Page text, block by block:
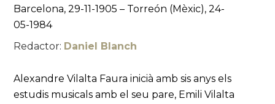
Barcelona, 29-11-1905 – Torreón (Mèxic), 24-
05-1984
Redactor: Daniel Blanch
Alexandre Vilalta Faura inicià amb sis anys els
estudis musicals amb el seu pare, Emili Vilalta